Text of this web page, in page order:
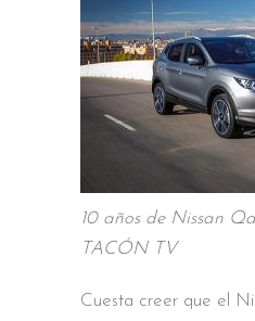
10 años de Nissan
TACÓN TV
Cuesta creer que el